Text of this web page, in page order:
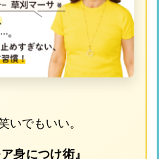
いでもいい。
身につけ術』